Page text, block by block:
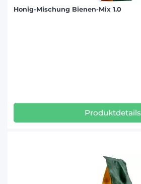
Honig-Mischung Bienen-Mix 1.0
Produktdetails